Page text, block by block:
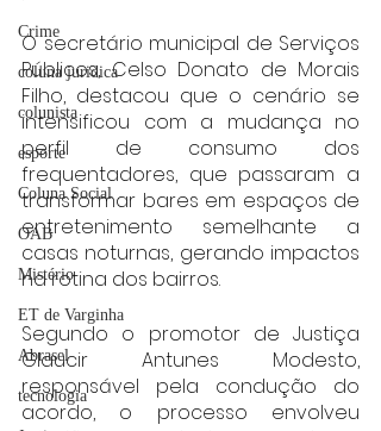
Crime
coluna juridica
colunista
esporte
Coluna Social
OAB
Mistério
ET de Varginha
Abrasel
tecnologia
O secretário municipal de Serviços
Públicos, Celso Donato de Morais
Filho, destacou que o cenário se
intensificou com a mudança no
perfil de consumo dos
frequentadores, que passaram a
transformar bares em espaços de
entretenimento semelhante a
casas noturnas, gerando impactos
na rotina dos bairros.
Segundo o promotor de Justiça
Glaucir Antunes Modesto,
responsável pela condução do
acordo, o processo envolveu